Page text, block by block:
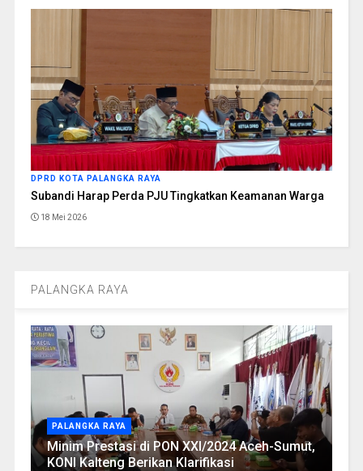
DPRD KOTA PALANGKA RAYA
Subandi Harap Perda PJU Tingkatkan Keamanan Warga
18 Mei 2026
PALANGKA RAYA
PALANGKA RAYA
Minim Prestasi di PON XXI/2024 Aceh-Sumut,
KONI Kalteng Berikan Klarifikasi